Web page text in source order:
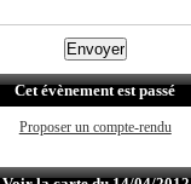
Cet évènement est passé
Proposer un compte-rendu